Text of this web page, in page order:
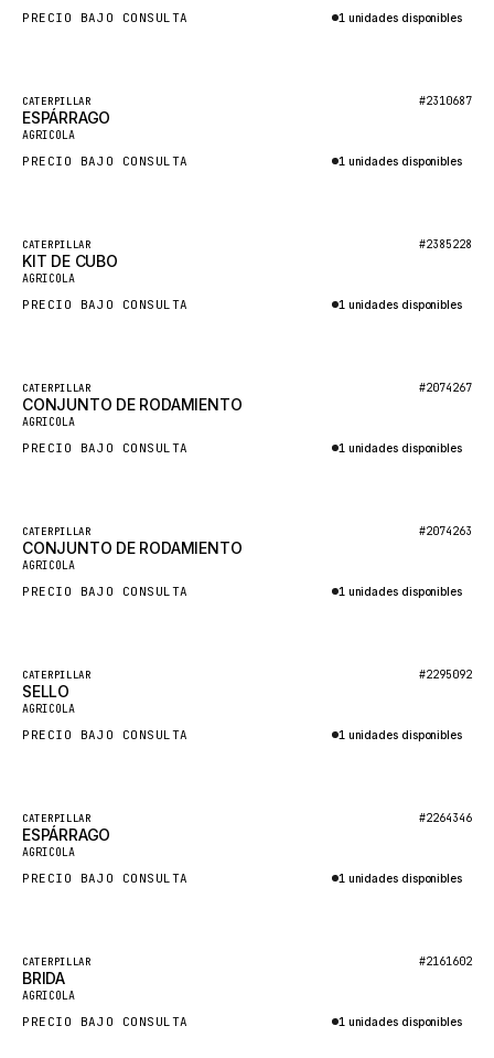
MANITOU
HYBEL
SDLG
CARMIX
HYSTER
NACCO
MOXY
MAFI
CLAAS
ATLAS COPCO
HYCO
HOOD
PRECIO BAJO CONSULTA 1 unidades disponibles
Destacado
Nuevo
CATERPILLAR #2310687
ESPÁRRAGO
AGRICOLA
PRECIO BAJO CONSULTA 1 unidades disponibles
Destacado
Nuevo
CATERPILLAR #2385228
KIT DE CUBO
AGRICOLA
PRECIO BAJO CONSULTA 1 unidades disponibles
Destacado
Nuevo
CATERPILLAR #2074267
CONJUNTO DE RODAMIENTO
AGRICOLA
PRECIO BAJO CONSULTA 1 unidades disponibles
Destacado
Nuevo
CATERPILLAR #2074263
CONJUNTO DE RODAMIENTO
AGRICOLA
PRECIO BAJO CONSULTA 1 unidades disponibles
Destacado
Nuevo
CATERPILLAR #2295092
SELLO
AGRICOLA
PRECIO BAJO CONSULTA 1 unidades disponibles
Destacado
Nuevo
CATERPILLAR #2264346
ESPÁRRAGO
AGRICOLA
PRECIO BAJO CONSULTA 1 unidades disponibles
Destacado
Nuevo
CATERPILLAR #2161602
BRIDA
AGRICOLA
PRECIO BAJO CONSULTA 1 unidades disponibles